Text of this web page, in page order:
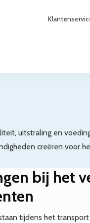
uitstraling en
creëren voor
bij het
tijdens het